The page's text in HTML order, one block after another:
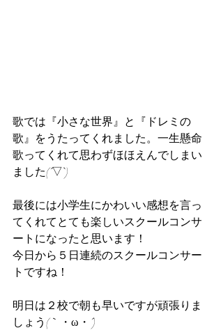
歌では『小さな世界』と『ドレミの
歌』をうたってくれました。一生懸命
歌ってくれて思わずほほえんでしまい
ました(´▽`)
最後には小学生にかわいい感想を言っ
てくれてとても楽しいスクールコンサ
ートになったと思います！
今日から５日連続のスクールコンサー
トですね！
明日は２校で朝も早いですが頑張りま
しょう(｀・ω・´)